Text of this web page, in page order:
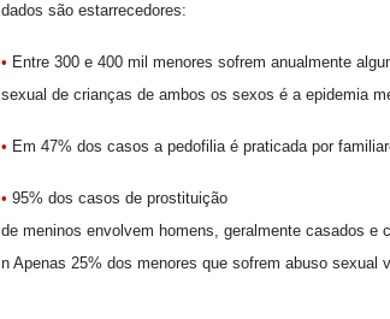
dados são estarrecedores:
• Entre 300 e 400 mil menores sofrem anualmente
sexual de crianças de ambos os sexos é a epidemia
• Em 47% dos casos a pedofilia é praticada por
• 95% dos casos de prostituição
de meninos envolvem homens, geralmente casados e
n Apenas 25% dos menores que sofrem abuso sexual